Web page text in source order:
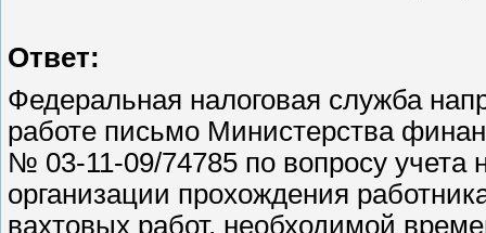
Ответ:
Федеральная налоговая служба
работе письмо Министерства
№ 03-11-09/74785 по вопросу учета
организации прохождения
вахтовых работ, необходимой